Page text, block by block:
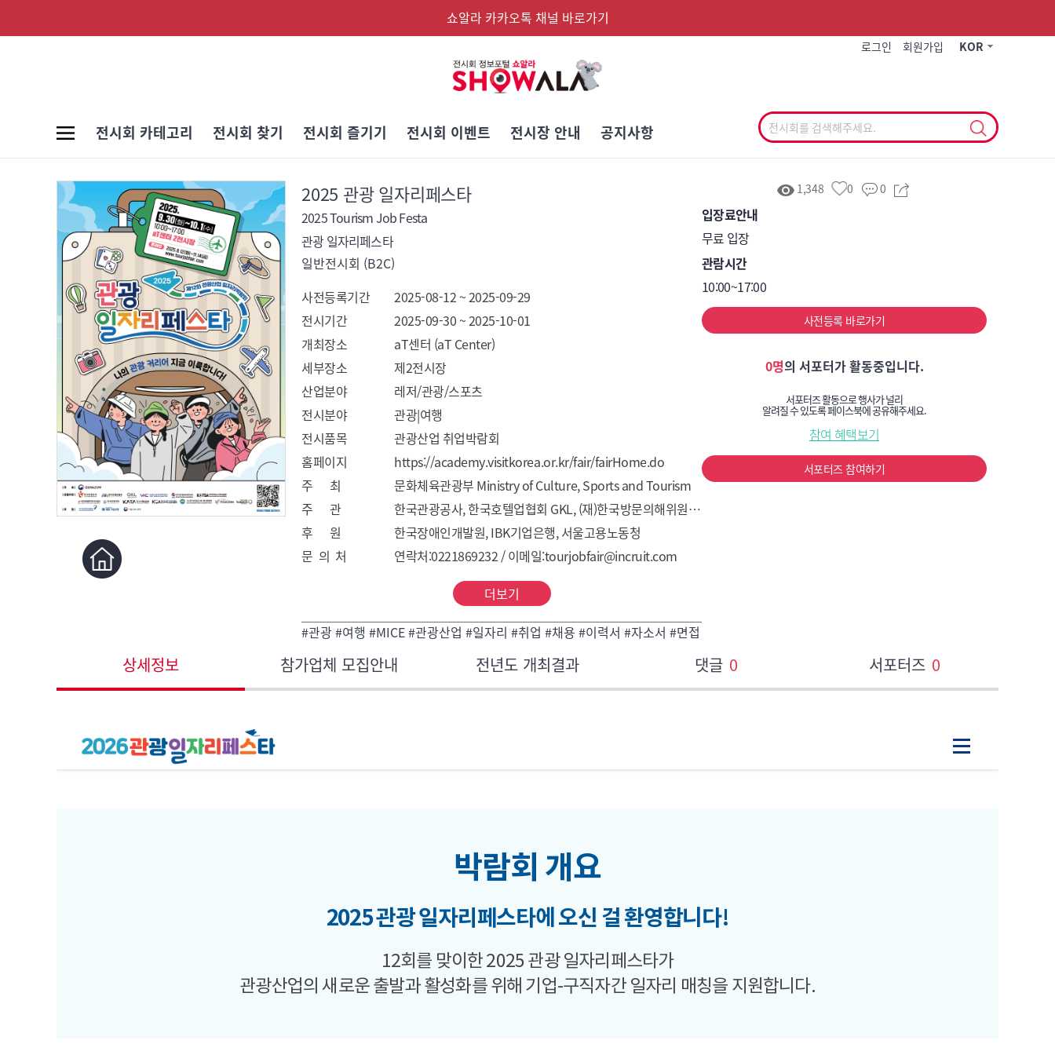
쇼알라 카카오톡 채널 바로가기
로그인 회원가입 KOR
전시회 카테고리 전시회 찾기 전시회 즐기기 전시회 이벤트 전시장 안내 공지사항
2025 관광 일자리페스타
2025 Tourism Job Festa
관광 일자리페스타
일반전시회 (B2C)
사전등록기간
2025-08-12 ~ 2025-09-29
전시기간
2025-09-30 ~ 2025-10-01
개최장소
aT센터 (aT Center)
세부장소
제2전시장
산업분야
레저/관광/스포츠
전시분야
관광|여행
전시품목
관광산업 취업박람회
홈페이지
https://academy.visitkorea.or.kr/fair/fairHome.do
주 최
문화체육관광부 Ministry of Culture, Sports and Tourism
주 관
한국관광공사, 한국호텔업협회 GKL, (재)한국방문의해위원회, 한국관광협회중앙회, 한국관광스타트업협회, 한국관광통역사안내사협회, 한국관광학회, 한국여행업협회, 한국카지노업관광협회, (사)한국휴향콘도미니엄경영협회, 한국MICE협회, 한국PCO협회
후 원
한국장애인개발원, IBK기업은행, 서울고용노동청
문 의 처
연락처:0221869232 / 이메일:tourjobfair@incruit.com
더보기
#관광 #여행 #MICE #관광산업 #일자리 #취업 #채용 #이력서 #자소서 #면접
1,348 0 0
입장료안내
무료 입장
관람시간
10:00~17:00
사전등록 바로가기
0명의 서포터가 활동중입니다.
서포터즈 활동으로 행사가 널리
알려질 수 있도록 페이스북에 공유해주세요.
참여 혜택보기
서포터즈 참여하기
상세정보 참가업체 모집안내 전년도 개최결과 댓글 0 서포터즈 0